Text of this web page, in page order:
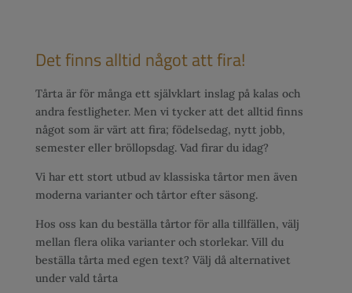
Det finns alltid något att fira!
Tårta är för många ett självklart inslag på kalas och
andra festligheter. Men vi tycker att det alltid finns
något som är värt att fira; födelsedag, nytt jobb,
semester eller bröllopsdag. Vad firar du idag?
Vi har ett stort utbud av klassiska tårtor men även
moderna varianter och tårtor efter säsong.
Hos oss kan du beställa tårtor för alla tillfällen, välj
mellan flera olika varianter och storlekar. Vill du
beställa tårta med egen text? Välj då alternativet
under vald tårta